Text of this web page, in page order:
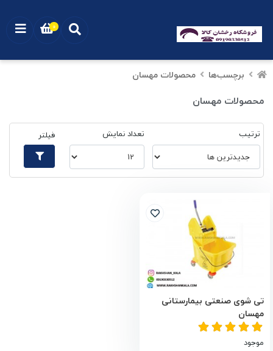
برچسب‌ها محصولات مهسان
محصولات مهسان
ترتیب تعداد نمایش فیلتر
تی شوی صنعتی بیمارستانی
مهسان
موجود
0